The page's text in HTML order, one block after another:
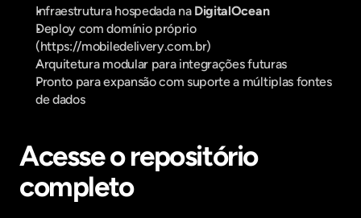
Infraestrutura hospedada na DigitalOcean
Deploy com domínio próprio
(https://mobiledelivery.com.br)
Arquitetura modular para integrações futuras
Pronto para expansão com suporte a múltiplas fontes
de dados
Acesse o repositório
completo